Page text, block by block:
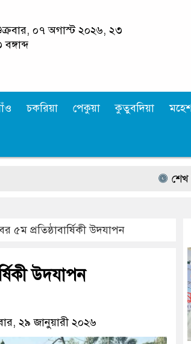
০৭ অগাস্ট ২০২৬, ২৩
চকরিয়া পেকুয়া কুতুবদিয়া
শেখ
৫ম প্রতিষ্ঠাবার্ষিকী উদযাপন
উদযাপন
২৯ জানুয়ারী ২০২৬